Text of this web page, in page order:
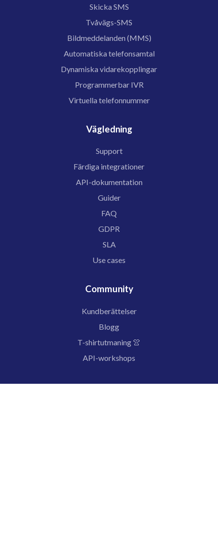
Skicka SMS
Tvåvägs-SMS
Bildmeddelanden (MMS)
Automatiska telefonsamtal
Dynamiska vidarekopplingar
Programmerbar IVR
Virtuella telefonnummer
Vägledning
Support
Färdiga integrationer
API-dokumentation
Guider
FAQ
GDPR
SLA
Use cases
Community
Kundberättelser
Blogg
T-shirtutmaning 👚
API-workshops